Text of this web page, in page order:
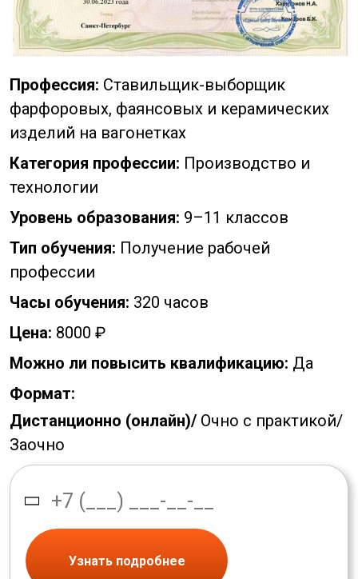
Профессия: Ставильщик-выборщик
фарфоровых, фаянсовых и керамических
изделий на вагонетках
Категория профессии: Производство и
технологии
Уровень образования: 9–11 классов
Тип обучения: Получение рабочей
профессии
Часы обучения: 320 часов
Цена: 8000 ₽
Можно ли повысить квалификацию: Да
Формат:
Дистанционно (онлайн)/ Очно с практикой/
Заочно
Узнать подробнее